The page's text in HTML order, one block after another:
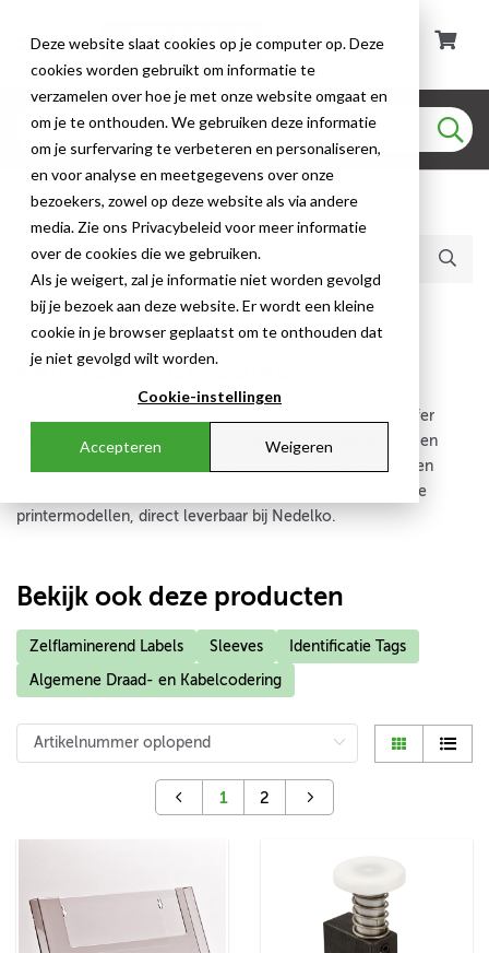
Deze website slaat cookies op je computer op. Deze
cookies worden gebruikt om informatie te
verzamelen over hoe je met onze website omgaat en
om je te onthouden. We gebruiken deze informatie
om je surfervaring te verbeteren en personaliseren,
en voor analyse en meetgegevens over onze
bezoekers, zowel op deze website als via andere
media. Zie ons Privacybeleid voor meer informatie
over de cookies die we gebruiken.
Als je weigert, zal je informatie niet worden gevolgd
bij je bezoek aan deze website. Er wordt een kleine
cookie in je browser geplaatst om te onthouden dat
je niet gevolgd wilt worden.
Cookie-instellingen
Accepteren Weigeren
Huidige producten (24)
Draad- & Kabelcoderingen
PRINTER ACCESSOIRES
Printer accessoires voor Brady en ProLabel thermal transfer
printers omvatten printerlinten, reinigingssets, snijmessen en
andere verbruiksartikelen voor optimale printerprestaties en
lange levensduur. Originele accessoires voor alle gangbare
printermodellen, direct leverbaar bij Nedelko.
Bekijk ook deze producten
Zelflaminerend Labels Sleeves Identificatie Tags
Algemene Draad- en Kabelcodering
1 2